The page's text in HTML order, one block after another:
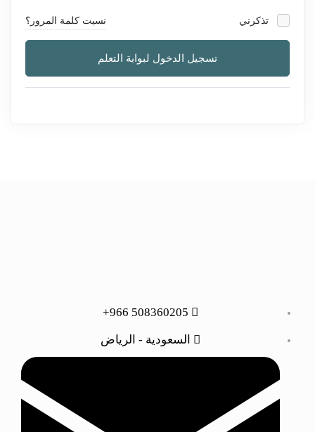
تذكرني نسيت كلمة المرور؟
تسجيل الدخول لبوابة التعلم
508360205 966+
السعودية - الرياض